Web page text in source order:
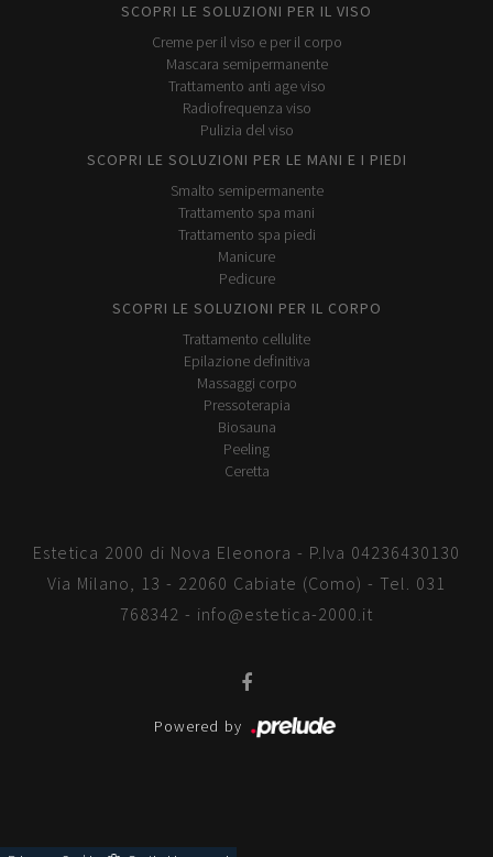
SCOPRI LE SOLUZIONI PER IL VISO
Creme per il viso e per il corpo
Mascara semipermanente
Trattamento anti age viso
Radiofrequenza viso
Pulizia del viso
SCOPRI LE SOLUZIONI PER LE MANI E I PIEDI
Smalto semipermanente
Trattamento spa mani
Trattamento spa piedi
Manicure
Pedicure
SCOPRI LE SOLUZIONI PER IL CORPO
Trattamento cellulite
Epilazione definitiva
Massaggi corpo
Pressoterapia
Biosauna
Peeling
Ceretta
Estetica 2000 di Nova Eleonora - P.Iva 04236430130
Via Milano, 13 - 22060 Cabiate (Como) - Tel. 031
768342 - info@estetica-2000.it
Powered by